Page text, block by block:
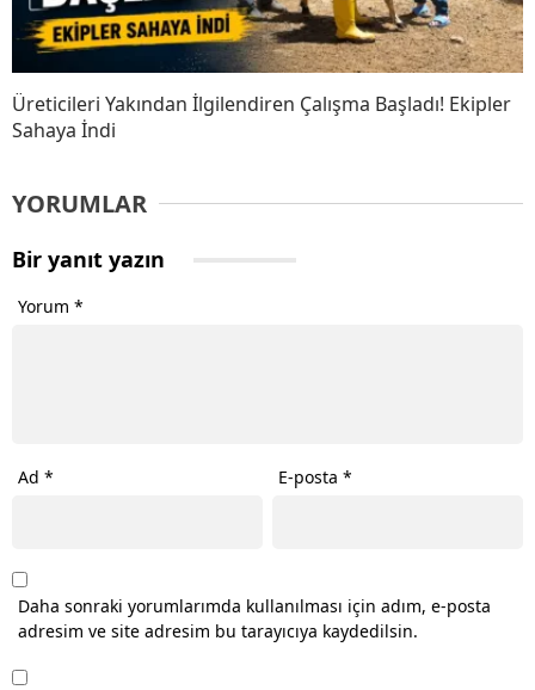
Üreticileri Yakından İlgilendiren Çalışma Başladı! Ekipler
Sahaya İndi
YORUMLAR
Bir yanıt yazın
Yorum *
Ad * E-posta*
Daha sonraki yorumlarımda kullanılması için adım, e-posta
adresim ve site adresim bu tarayıcıya kaydedilsin.